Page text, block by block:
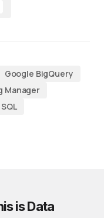
Google BigQuery
Manager
SQL
is Data